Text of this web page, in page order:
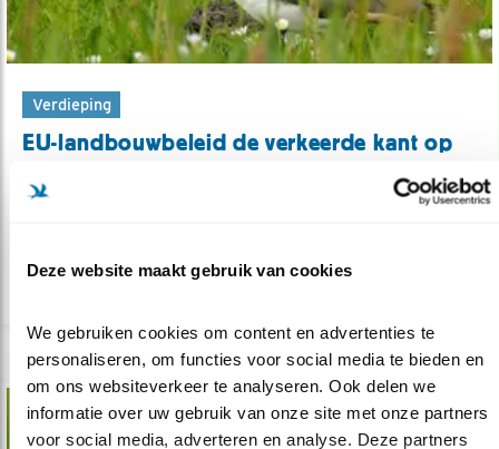
Deze website maakt gebruik van cookies
We gebruiken cookies om content en advertenties te
personaliseren, om functies voor social media te bieden en
om ons websiteverkeer te analyseren. Ook delen we
informatie over uw gebruik van onze site met onze partners
voor social media, adverteren en analyse. Deze partners
Verdieping
EU-landbouwbeleid de verkeerde kant op
30.10.20